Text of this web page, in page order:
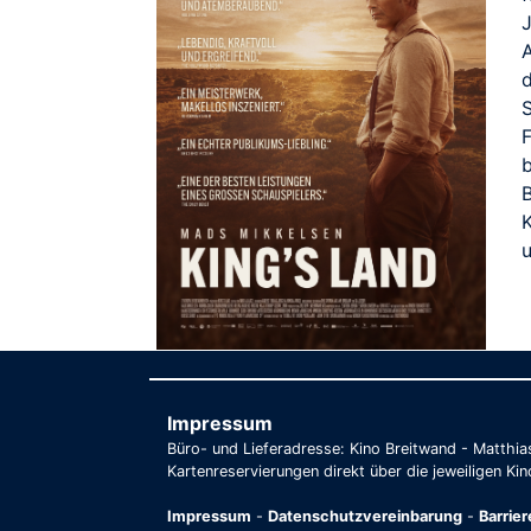
Impressum
Büro- und Lieferadresse: Kino Breitwand -
Kartenreservierungen direkt über die jeweiligen
Impressum - Datenschutzvereinbarung -